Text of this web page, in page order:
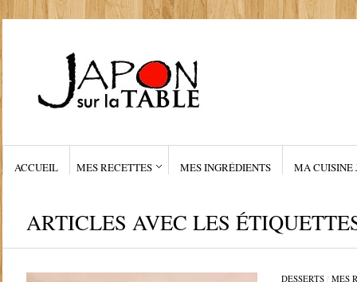
ACCUEIL MES RECETTES MES INGRÉDIENTS MA CUISINE
ARTICLES AVEC LES
DESSERTS/ MES